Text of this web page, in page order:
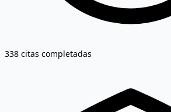
338 citas completadas